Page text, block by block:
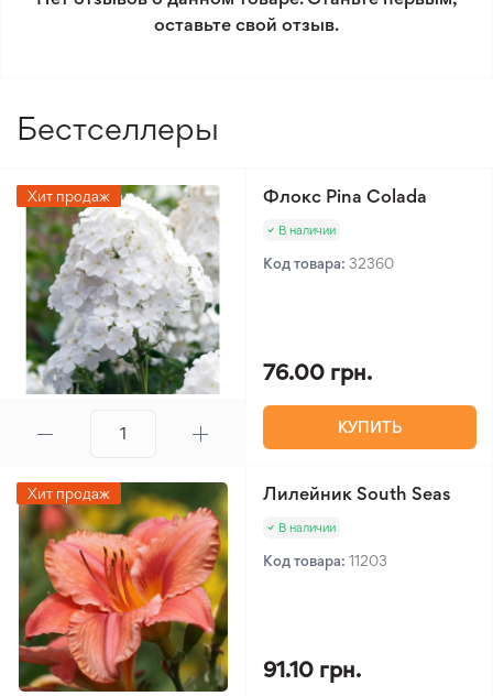
оставьте свой отзыв.
Бестселлеры
Хит продаж Флокс Pina Colada
В наличии
Код товара: 32360
76.00 грн.
КУПИТЬ
Хит продаж Лилейник South Seas
В наличии
Код товара: 11203
91.10 грн.